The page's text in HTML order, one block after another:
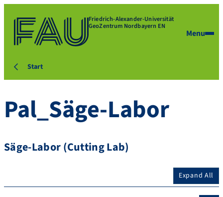
Friedrich-Alexander-Universität
GeoZentrum Nordbayern EN
Menu
Start
Pal_Säge-Labor
Säge-Labor (Cutting Lab)
Expand All